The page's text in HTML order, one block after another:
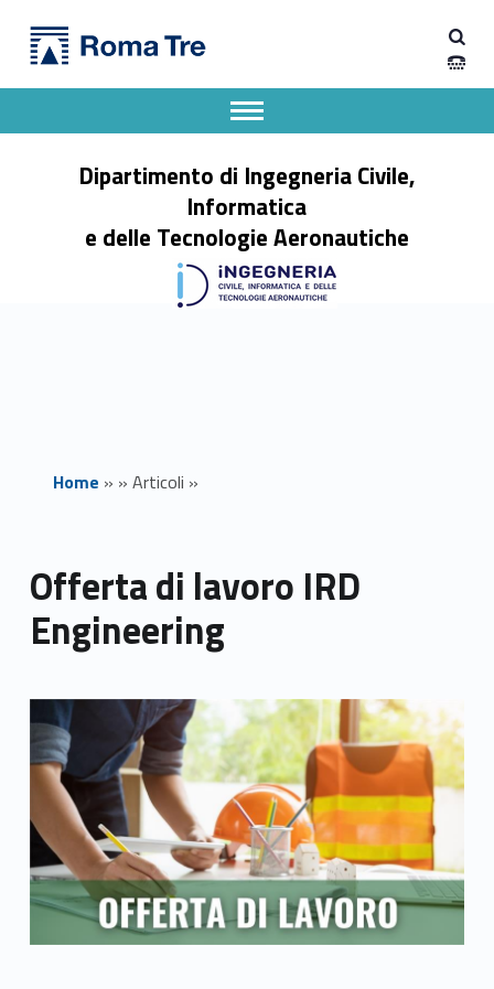
Offerta di lavoro IRD Engineering - Dipartimento di Ingegneria Civile, Informatica e delle Tecnologie Aeronautiche
Dipartimento di Ingegneria Civile,
Informatica
e delle Tecnologie Aeronautiche
Apri il menu secondario
Header info sidebar
Home » » Articoli »
Offerta di lavoro IRD
Engineering
Link identifier archive #link-archive-thumb-soap-30245